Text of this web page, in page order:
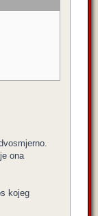
ona
kojeg